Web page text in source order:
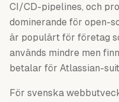
CI/CD-pipelines, och
dominerande för open-
är populärt för företag
används mindre men
betalar för Atlassian-
För svenska